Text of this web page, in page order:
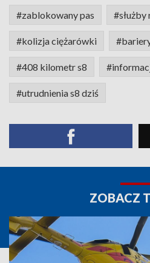
#zablokowany pas
#kolizja ciężarówki
#408 kilometr s8
#utrudnienia s8 dziś
ZOBACZ